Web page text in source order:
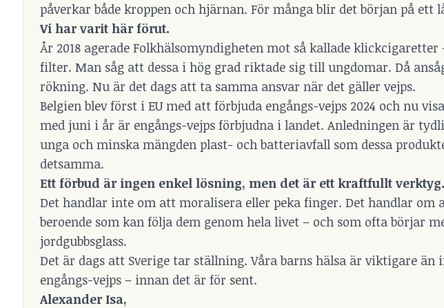
påverkar både kroppen och hjärnan. För många blir det början på ett
Vi har varit här förut.
År 2018 agerade Folkhälsomyndigheten mot så kallade
filter. Man såg att dessa i hög grad riktade sig till ungdomar. Då
rökning. Nu är det dags att ta samma ansvar när det gäller vejps.
Belgien blev först i EU med att förbjuda engångs-vejps 2024 och nu
med juni i år är engångs-vejps förbjudna i landet. Anledningen är
unga och minska mängden plast- och batteriavfall som dessa
detsamma.
Ett förbud är ingen enkel lösning, men det är ett kraftfullt verktyg.
Det handlar inte om att moralisera eller peka finger. Det handlar
beroende som kan följa dem genom hela livet – och som ofta börjar
jordgubbsglass.
Det är dags att Sverige tar ställning. Våra barns hälsa är viktigare
engångs-vejps – innan det är för sent.
Alexander Isa,